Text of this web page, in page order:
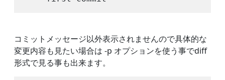
コミットメッセージ以外表示されませんので具体的な
変更内容も見たい場合は -p オプションを使う事でdiff
形式で見る事も出来ます。